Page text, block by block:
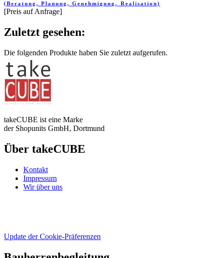
(Beratung, Planung, Genehmigung, Realisation)
[Preis auf Anfrage]
Zuletzt gesehen:
Die folgenden Produkte haben Sie zuletzt aufgerufen.
takeCUBE ist eine Marke
der Shopunits GmbH, Dortmund
Über takeCUBE
Kontakt
Impressum
Wir über uns
Update der Cookie-Präferenzen